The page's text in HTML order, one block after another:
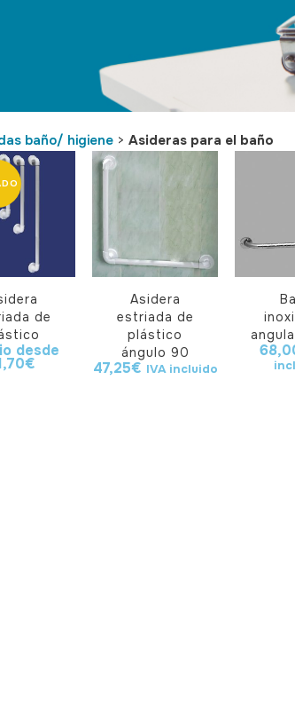
baño/ higiene > Asideras para el baño
de
desde
€
Asidera
estriada de
plástico
ángulo 90
47,25€ IVA incluido